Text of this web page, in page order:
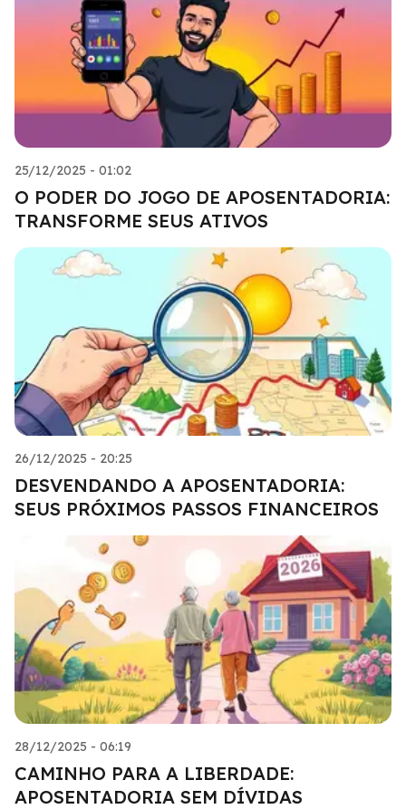
25/12/2025 - 01:02
O PODER DO JOGO DE APOSENTADORIA:
TRANSFORME SEUS ATIVOS
26/12/2025 - 20:25
DESVENDANDO A APOSENTADORIA:
SEUS PRÓXIMOS PASSOS FINANCEIROS
28/12/2025 - 06:19
CAMINHO PARA A LIBERDADE:
APOSENTADORIA SEM DÍVIDAS